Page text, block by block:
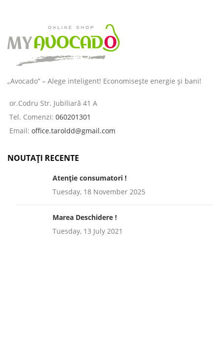
„Avocado” – Alege inteligent! Economisește energie și bani!
or.Codru Str. Jubiliară 41 A
Tel. Comenzi: 060201301
Email: office.taroldd@gmail.com
NOUTAȚI RECENTE
Atenție consumatori !
Tuesday, 18 November 2025
Marea Deschidere !
Tuesday, 13 July 2021